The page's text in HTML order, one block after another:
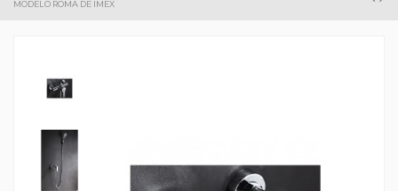
MODELO ROMA DE IMEX